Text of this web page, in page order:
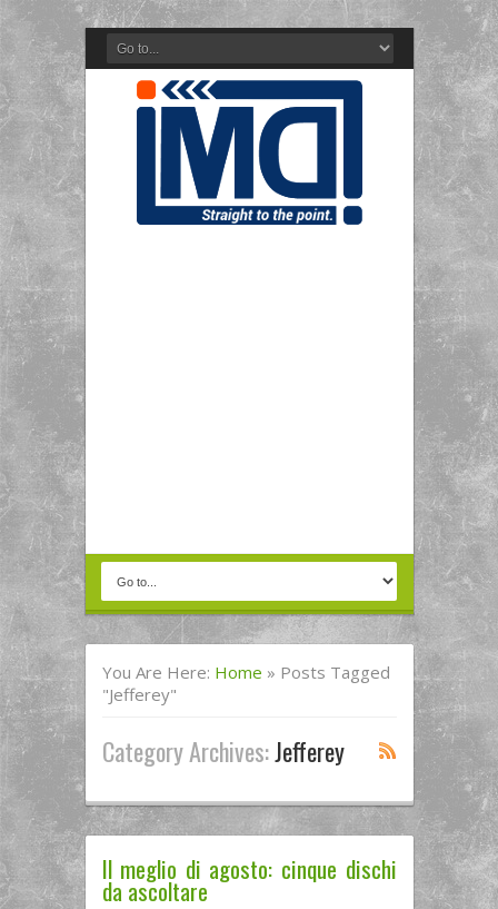
You Are Here: Home » Posts Tagged
"jefferey"
Category Archives:Jefferey
Il meglio di agosto: cinque dischi
da ascoltare